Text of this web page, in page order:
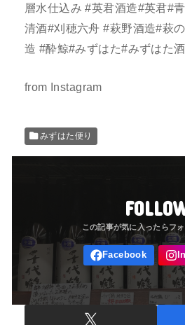
層水仕込み #英君酒造#英君#
清酒#刈穂六舟 #萩野酒造#萩
造 #酔鯨#みずはた#みずはた
from Instagram
みずはた便り